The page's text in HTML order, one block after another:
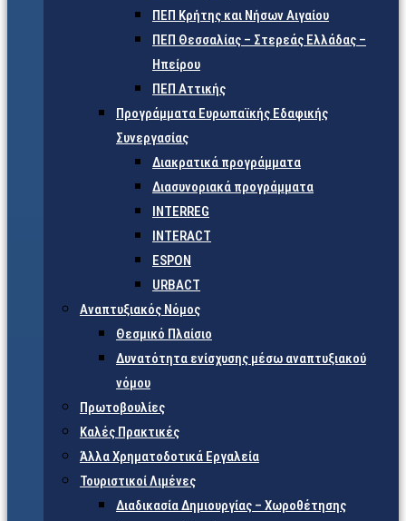
ΠΕΠ Κρήτης και Νήσων Αιγαίου
ΠΕΠ Θεσσαλίας – Στερεάς Ελλάδας –
Ηπείρου
ΠΕΠ Αττικής
Προγράμματα Ευρωπαϊκής Εδαφικής
Συνεργασίας
Διακρατικά προγράμματα
Διασυνοριακά προγράμματα
INTERREG
INTERACT
ESPON
URBACT
Αναπτυξιακός Νόμος
Θεσμικό Πλαίσιο
Δυνατότητα ενίσχυσης μέσω αναπτυξιακού
νόμου
Πρωτοβουλίες
Καλές Πρακτικές
Άλλα Χρηματοδοτικά Εργαλεία
Τουριστικοί Λιμένες
Διαδικασία Δημιουργίας – Χωροθέτησης